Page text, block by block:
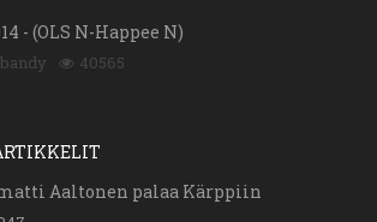
- (OLS N-Happee N)
40565
Aaltonen palaa Kärppiin